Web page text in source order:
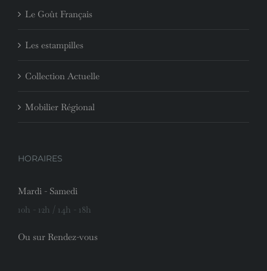
Le Goût Français
Les estampilles
Collection Actuelle
Mobilier Régional
HORAIRES
Mardi - Samedi
10h - 12h / 14h - 18h
Ou sur Rendez-vous